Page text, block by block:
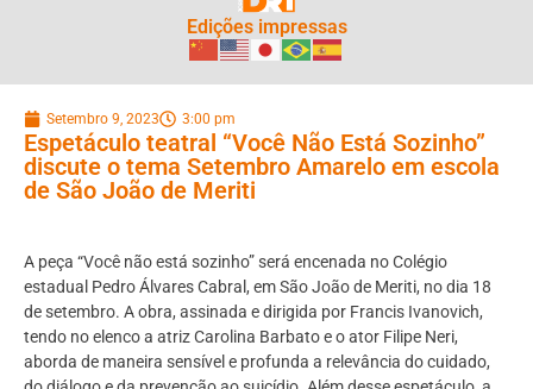
Edições impressas
Setembro 9, 2023 3:00 pm
Espetáculo teatral “Você Não Está Sozinho”
discute o tema Setembro Amarelo em escola
de São João de Meriti
A peça “Você não está sozinho” será encenada no Colégio
estadual Pedro Álvares Cabral, em São João de Meriti, no dia 18
de setembro. A obra, assinada e dirigida por Francis Ivanovich,
tendo no elenco a atriz Carolina Barbato e o ator Filipe Neri,
aborda de maneira sensível e profunda a relevância do cuidado,